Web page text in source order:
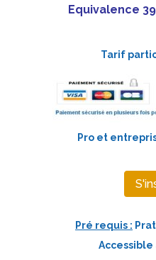
Equivalence
Tarif
Pro et
Pré requis :